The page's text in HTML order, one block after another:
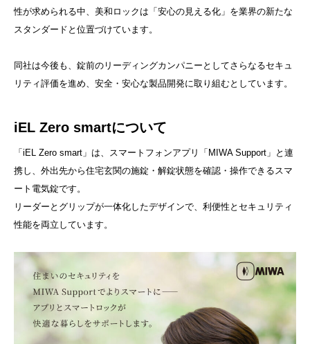
性が求められる中、美和ロックは「安心の見える化」を業界の新たな
スタンダードと位置づけています。
同社は今後も、錠前のリーディングカンパニーとしてさらなるセキュ
リティ評価を進め、安全・安心な製品開発に取り組むとしています。
iEL Zero smartについて
「iEL Zero smart」は、スマートフォンアプリ「MIWA Support」と連
携し、外出先から住宅玄関の施錠・解錠状態を確認・操作できるスマ
ート電気錠です。
リーダーとグリップが一体化したデザインで、利便性とセキュリティ
性能を両立しています。